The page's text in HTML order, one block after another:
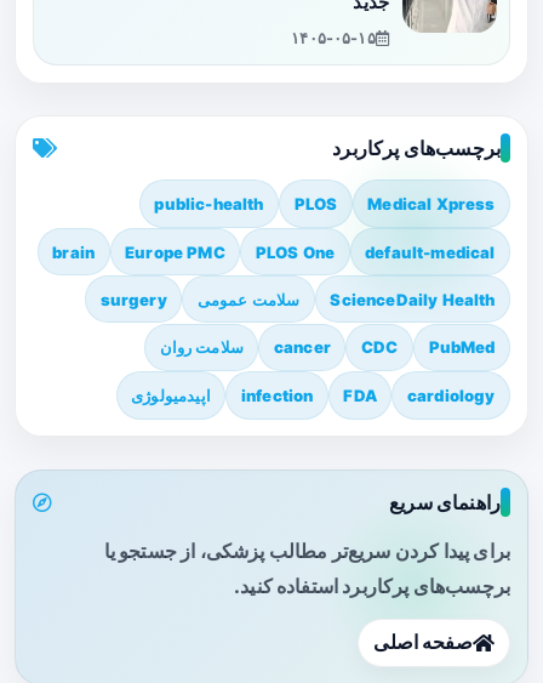
۱۴۰۵-۰۵-۱۵
برچسب‌های پرکاربرد
Medical Xpress
PLOS
public-health
default-medical
PLOS One
Europe PMC
brain
ScienceDaily Health سلامت عمومی surgery
PubMed
CDC
cancer سلامت روان
cardiology
FDA
infection اپیدمیولوژی
راهنمای سریع
برای پیدا کردن سریع‌تر مطالب پزشکی، از جستجو یا
برچسب‌های پرکاربرد استفاده کنید.
صفحه اصلی